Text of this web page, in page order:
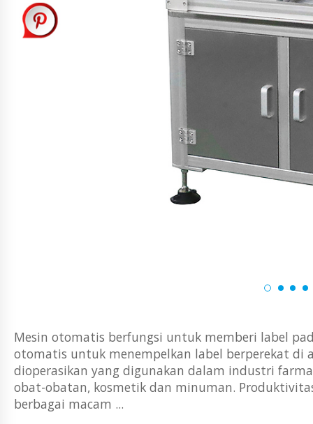
Mesin otomatis berfungsi untuk memberi label
otomatis untuk menempelkan label berperekat di
dioperasikan yang digunakan dalam industri
obat-obatan, kosmetik dan minuman.
berbagai macam ...